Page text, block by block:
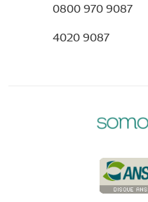
0800 970 9087
4020 9087